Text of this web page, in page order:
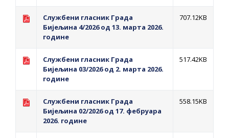
помоћ за набавку школског прибора
основцима
гориво доступни од 13. марта до 15.
новембра
Обавјештење о забрани саобраћаја 6. и
7. августа
Службени гласник Града
Бијељина 4/2026 од 13. марта 2026.
године
707.12KB
Службени гласник Града
Бијељина 03/2026 од 2. марта 2026.
године
517.42KB
Службени гласник Града
Бијељина 02/2026 од 17. фебруара
2026. године
558.15KB